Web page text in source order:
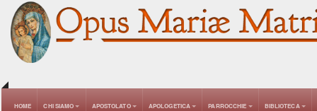
HOME CHI SIAMO APOSTOLATO APOLOGETICA PARROCCHIE BIBLIOTECA